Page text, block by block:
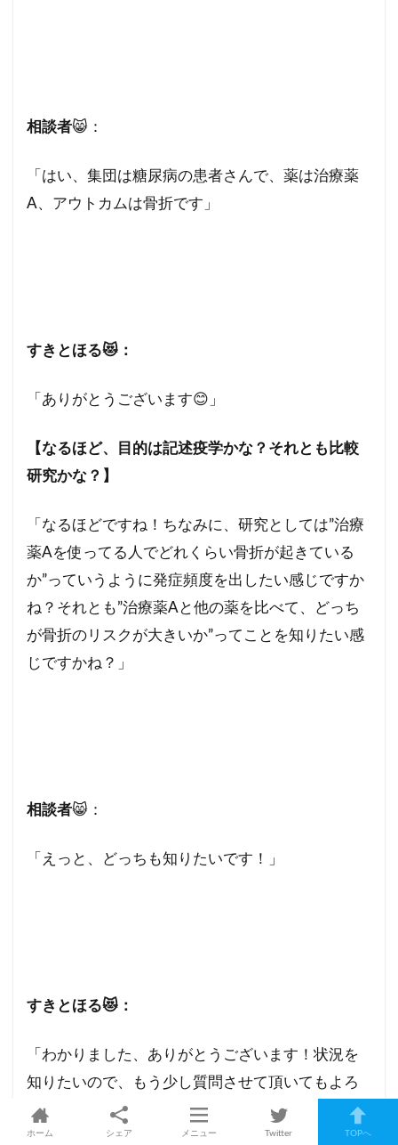
相談者😸：
「はい、集団は糖尿病の患者さんで、薬は治療薬
A、アウトカムは骨折です」
すきとほる😻：
「ありがとうございます😊」
【なるほど、目的は記述疫学かな？それとも比較
研究かな？】
「なるほどですね！ちなみに、研究としては”治療
薬Aを使ってる人でどれくらい骨折が起きている
か”っていうように発症頻度を出したい感じですか
ね？それとも”治療薬Aと他の薬を比べて、どっち
が骨折のリスクが大きいか”ってことを知りたい感
じですかね？」
相談者😸：
「えっと、どっちも知りたいです！」
すきとほる😻：
「わかりました、ありがとうございます！状況を
知りたいので、もう少し質問させて頂いてもよろ
しいでしょうか？」
ホーム シェア メニュー Twitter TOPへ